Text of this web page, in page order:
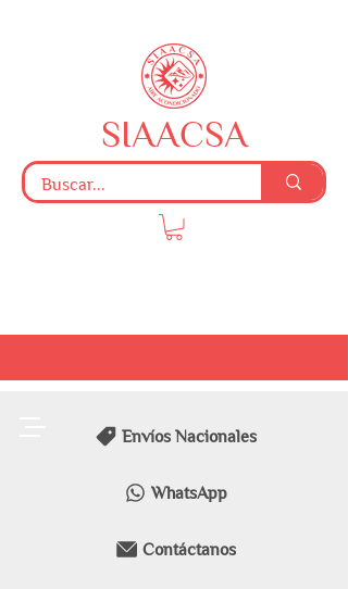
Envíos Nacionales
WhatsApp
Contáctanos
SIAACSA